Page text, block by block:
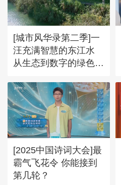
[城市风华录第二季]一
汪充满智慧的东江水
从生态到数字的绿色跨
[2025中国诗词大会]最
霸气飞花令 你能接到
第几轮？